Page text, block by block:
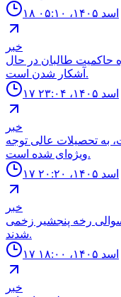
۱۸ اسد ۱۴۰۵، ۰۵:۱۰
خبر
حاکمیت طالبان در حال
آشکار شدن است.
۱۷ اسد ۱۴۰۵، ۲۳:۰۴
خبر
به تحصیلات عالی توجه
ویژه‌ای شده است.
۱۷ اسد ۱۴۰۵، ۲۰:۲۰
خبر
رخه پنجشير زخمى
شدند.
۱۷ اسد ۱۴۰۵، ۱۸:۰۰
خبر